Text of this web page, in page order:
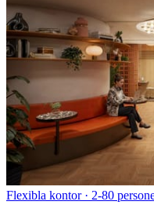
Flexibla kontor · 2-80